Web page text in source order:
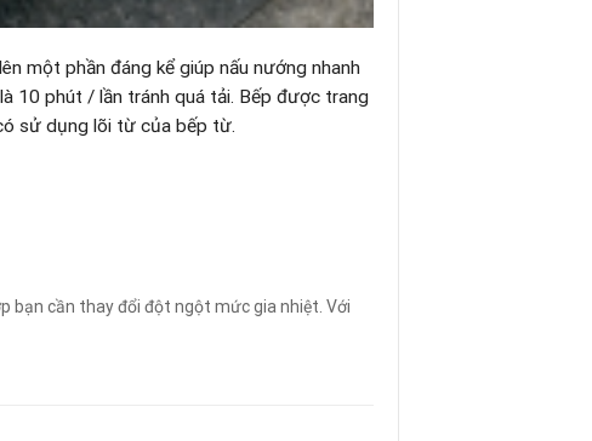
một phần đáng kể giúp nấu nướng nhanh
10 phút / lần tránh quá tải. Bếp được trang
sử dụng lõi từ của bếp từ.
cần thay đổi đột ngột mức gia nhiệt. Với